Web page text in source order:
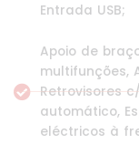
Entrada USB;
Apoio de
multifunções,
Retrovisores
automático,
eléctricos à